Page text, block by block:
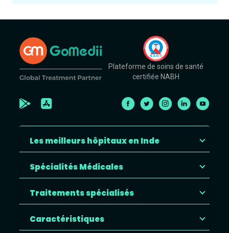
Plateforme de soins de santé
certifiée NABH
Les meilleurs hôpitaux en Inde
Spécialités Médicales
Traitements spécialisés
Caractéristiques